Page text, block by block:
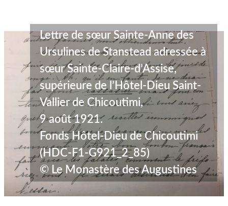
Lettre de sœur Sainte-Anne des
Ursulines de Stanstead adressée à
sœur Sainte-Claire-d’Assise,
supérieure de l’Hôtel-Dieu Saint-
Vallier de Chicoutimi,
9 août 1921.
Fonds Hôtel-Dieu de Chicoutimi
(HDC-F1-G921_2_85)
© Le Monastère des Augustines